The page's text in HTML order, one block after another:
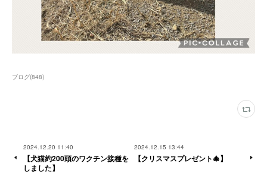
ブログ(848)
2024.12.20 11:40
【犬猫約200頭のワクチン接種を
しました】
2024.12.15 13:44
【クリスマスプレゼント🎄】